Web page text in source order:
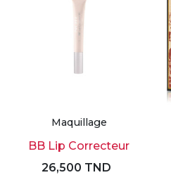
Maquillage
BB Lip Correcteur
26,500 TND